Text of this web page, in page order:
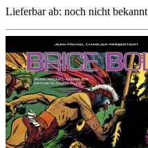
Lieferbar ab: noch nicht bekannt